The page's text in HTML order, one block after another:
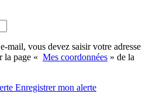
mail, vous devez saisir votre adresse
la page « Mes coordonnées » de la
Enregistrermon alerte